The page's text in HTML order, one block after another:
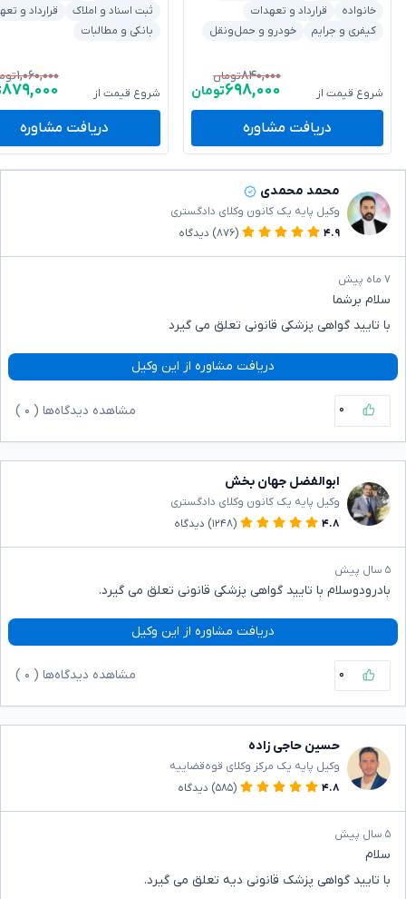
خانواده
قرارداد و تعهدات
کیفری و جرایم
خودرو و حمل‌ونقل
شروع قیمت از
۸۴۰,۰۰۰تومان
۶۹۸,۰۰۰تومان
دریافت مشاوره
ثبت اسناد و املاک
قرارداد و
بانکی و مطالبات
شروع قیمت از
۱,۰۶۰,۰۰۰
۸۷۹,۰۰۰
دریافت مشاوره
محمد محمدی
وکیل پایه یک کانون وکلای دادگستری
۴.۹
(۸۷۶) دیدگاه
۷ ماه پیش
سلام برشما
با تایید گواهی پزشکی قانونی تعلق می گیرد
دریافت مشاوره از این وکیل
۰ مشاهده دیدگاه‌ها ( ۰
ابوالفضل جهان بخش
وکیل پایه یک کانون وکلای دادگستری
۴.۸
(۱۲۴۸) دیدگاه
۵ سال پیش
بادرودوسلام با تایید گواهی پزشکی قانونی تعلق می گیرد.
دریافت مشاوره از این وکیل
۰ مشاهده دیدگاه‌ها ( ۰
حسین حاجی زاده
وکیل پایه یک مرکز وکلای قوه‌قضاییه
۴.۸
(۵۸۵) دیدگاه
۵ سال پیش
سلام
با تایید گواهی پزشک قانونی دیه تعلق می گیرد.